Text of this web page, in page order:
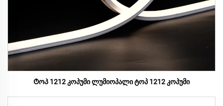
Ტოპ 1212 კოპუმი ლუმიოპალი ტოპ 1212 კოპუმი